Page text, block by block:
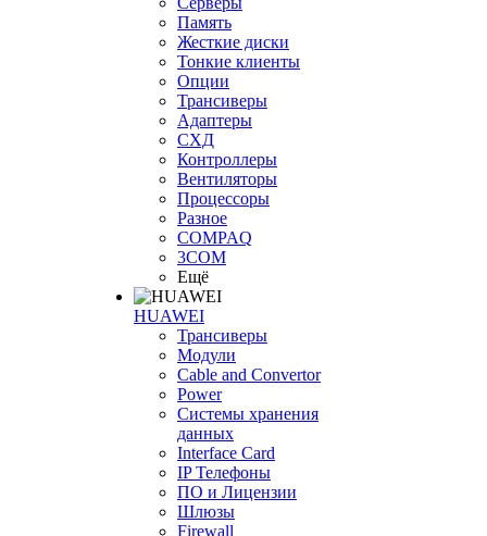
Память
Жесткие диски
Тонкие клиенты
Опции
Трансиверы
Адаптеры
СХД
Контроллеры
Вентиляторы
Процессоры
Разное
COMPAQ
3COM
Ещё
HUAWEI
Трансиверы
Модули
Cable and Convertor
Power
Системы хранения
данных
Interface Card
IP Телефоны
ПО и Лицензии
Шлюзы
Firewall